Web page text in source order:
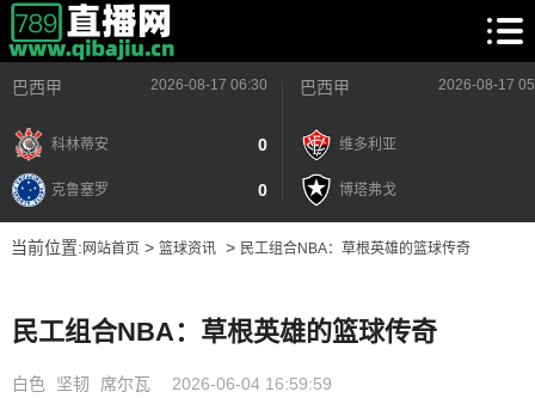
巴西甲 2026-08-17 06:30
科林蒂安 0
克鲁塞罗 0
巴西甲 2026-08-17
维多利亚
博塔弗戈
当前位置: 网站首页> 篮球资讯> 民工组合NBA：草根英雄的篮球传奇
民工组合NBA：草根英雄的篮球传奇
白色 坚韧 席尔瓦 2026-06-04 16:59:59